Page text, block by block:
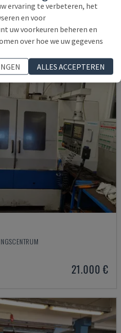
145.000 €
21.000 €
ervaring te verbeteren, het
en voor
uw voorkeuren beheren en
over hoe we uw gegevens
ALLES ACCEPTEREN